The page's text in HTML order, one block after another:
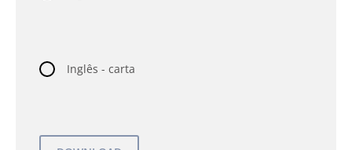
Inglês - carta